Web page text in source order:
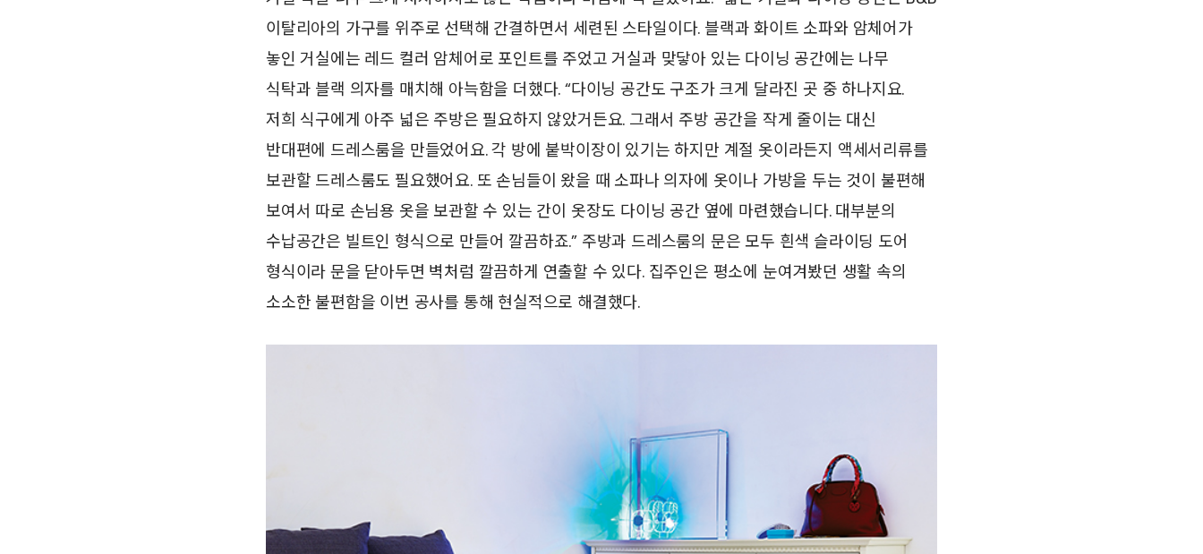
이탈리아의 가구를 위주로 선택해 간결하면서 세련된 스타일이다. 블랙과 화이트 소파와 암체어가
놓인 거실에는 레드 컬러 암체어로 포인트를 주었고 거실과 맞닿아 있는 다이닝 공간에는 나무
식탁과 블랙 의자를 매치해 아늑함을 더했다. “다이닝 공간도 구조가 크게 달라진 곳 중 하나지요.
저희 식구에게 아주 넓은 주방은 필요하지 않았거든요. 그래서 주방 공간을 작게 줄이는 대신
반대편에 드레스룸을 만들었어요. 각 방에 붙박이장이 있기는 하지만 계절 옷이라든지 액세서리류를
보관할 드레스룸도 필요했어요. 또 손님들이 왔을 때 소파나 의자에 옷이나 가방을 두는 것이 불편해
보여서 따로 손님용 옷을 보관할 수 있는 간이 옷장도 다이닝 공간 옆에 마련했습니다. 대부분의
수납공간은 빌트인 형식으로 만들어 깔끔하죠.” 주방과 드레스룸의 문은 모두 흰색 슬라이딩 도어
형식이라 문을 닫아두면 벽처럼 깔끔하게 연출할 수 있다. 집주인은 평소에 눈여겨봤던 생활 속의
소소한 불편함을 이번 공사를 통해 현실적으로 해결했다.